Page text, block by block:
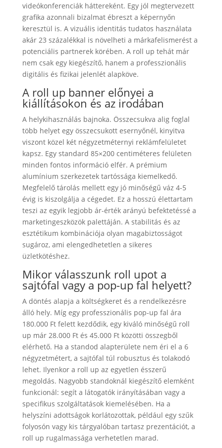
videókonferenciák háttereként. Egy jól megtervezett
grafika azonnali bizalmat ébreszt a képernyőn
keresztül is. A vizuális identitás tudatos használata
akár 23 százalékkal is növelheti a márkafelismerést a
potenciális partnerek körében. A roll up tehát már
nem csak egy kiegészítő, hanem a professzionális
digitális és fizikai jelenlét alapköve.
A roll up banner előnyei a
kiállításokon és az irodában
A helykihasználás bajnoka. Összecsukva alig foglal
több helyet egy összecsukott esernyőnél, kinyitva
viszont közel két négyzetméternyi reklámfelületet
kapsz. Egy standard 85×200 centiméteres felületen
minden fontos információ elfér. A prémium
alumínium szerkezetek tartóssága kiemelkedő.
Megfelelő tárolás mellett egy jó minőségű váz 4-5
évig is kiszolgálja a cégedet. Ez a hosszú élettartam
teszi az egyik legjobb ár-érték arányú befektetéssé a
marketingeszközök palettáján. A stabilitás és az
esztétikum kombinációja olyan magabiztosságot
sugároz, ami elengedhetetlen a sikeres
üzletkötéshez.
Mikor válasszunk roll upot a
sajtófal vagy a pop-up fal helyett?
A döntés alapja a költségkeret és a rendelkezésre
álló hely. Míg egy professzionális pop-up fal ára
180.000 Ft felett kezdődik, egy kiváló minőségű roll
up már 28.000 Ft és 45.000 Ft közötti összegből
elérhető. Ha a standod alapterülete nem éri el a 6
négyzetmétert, a sajtófal túl robusztus és tolakodó
lehet. Ilyenkor a roll up az egyetlen ésszerű
megoldás. Nagyobb standoknál kiegészítő elemként
funkcionál: segít a látogatók irányításában vagy a
specifikus szolgáltatások kiemelésében. Ha a
helyszíni adottságok korlátozottak, például egy szűk
folyosón vagy kis tárgyalóban tartasz prezentációt, a
roll up rugalmassága verhetetlen marad.